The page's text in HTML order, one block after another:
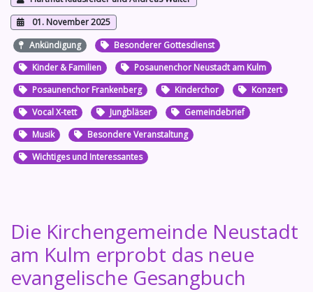
01. November 2025
Ankündigung
Besonderer Gottesdienst
Kinder & Familien
Posaunenchor Neustadt am Kulm
Posaunenchor Frankenberg
Kinderchor
Konzert
Vocal X-tett
Jungbläser
Gemeindebrief
Musik
Besondere Veranstaltung
Wichtiges und Interessantes
Die Kirchengemeinde Neustadt
am Kulm erprobt das neue
evangelische Gesangbuch